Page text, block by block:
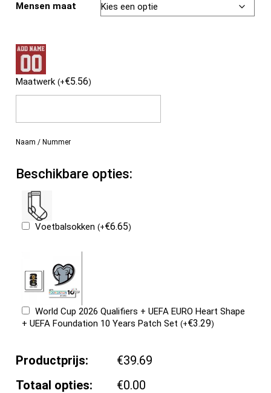
Mensen maat
Maatwerk(+€5.56)
Naam / Nummer
Beschikbare opties:
Voetbalsokken(+€6.65)
World Cup 2026 Qualifiers + UEFA EURO Heart Shape
+ UEFA Foundation 10 Years Patch Set(+€3.29)
Productprijs:
€39.69
Totaal opties:
€0.00